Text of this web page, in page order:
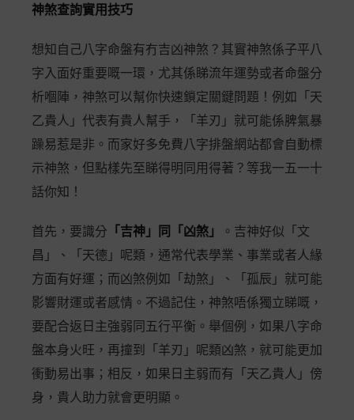
神煞查詢實用技巧
想知自己八字命盤有冇吉凶神煞？其實神煞係子平八
字入面好重要嘅一環，尤其係睇流年運勢或者命盤分
析嗰陣，神煞可以幫你快速鎖定關鍵問題！例如「天
乙貴人」代表有貴人幫手，「羊刃」就可能係脾氣暴
躁易惹是非。而家好多免費八字排盤網站都會自動標
示神煞，但點樣先至睇得明同用得著？等我一五一十
話你知！
首先，要識分 「吉神」同「凶煞」
。吉神好似「文
昌」、「天德」呢類，通常代表學業、事業或者人緣
方面有好運；而凶煞例如「劫煞」、「孤辰」就可能
影響財運或者感情。不過記住，神煞唔係獨立睇嘅，
要配合返日主強弱同五行平衡。舉個例，如果八字命
盤本身火旺，再撞到「羊刃」呢類凶煞，就可能更加
衝動易出事；相反，如果日主弱而有「天乙貴人」傍
身，貴人助力就會更明顯。